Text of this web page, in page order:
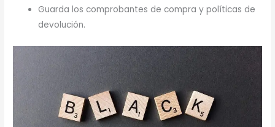
Guarda los comprobantes de compra y políticas de
devolución.